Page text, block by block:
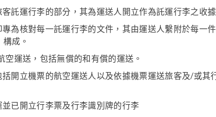
託運行李的部分，其為運送人開立作為託運行李之收據
為核對每一託運行李的文件，其由運送人繫附於每一
成。
空運送，包括無償的和有償的運送。
開立機票的航空運送人以及依據機票運送旅客及/或
已開立行李票及行李識別牌的行李